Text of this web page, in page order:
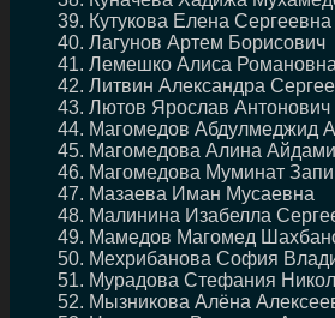
Кутукова Елена Сергеевна
Лагунов Артем Борисович
Лемешко Алиса Романовна
Литвин Александра
Лютов Ярослав Антонович
Магомедов Абдулмеджид
Магомедова Алина
Магомедова Муминат
Мазаева Иман Мусаевна
Малинина Изабелла
Мамедов Магомед
Мехрибанова София
Мурадова Стефания
Мызникова Алёна